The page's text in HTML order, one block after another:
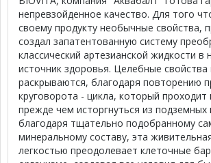
непревзойденное качество. Для того
своему продукту необычные свойства,
создал запатентованную систему
классический артезианской жидкости в
источник здоровья. Целебные
раскрываются, благодаря повторению
круговорота - цикла, который проходит
прежде чем исторгнуться из подземных
благодаря тщательно подобранному
минеральному составу, эта
легкостью преодолевает клеточные